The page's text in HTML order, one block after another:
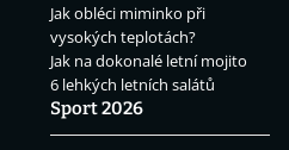
Jak obléci miminko při
vysokých teplotách?
Jak na dokonalé letní mojito
6 lehkých letních salátů
Sport 2026